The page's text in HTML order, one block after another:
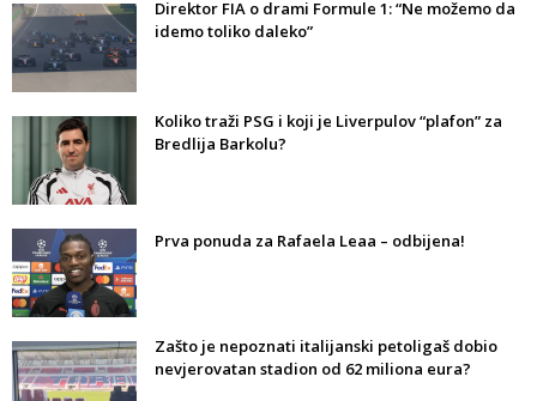
Direktor FIA o drami Formule 1: “Ne možemo da
idemo toliko daleko”
Koliko traži PSG i koji je Liverpulov “plafon” za
Bredlija Barkolu?
Prva ponuda za Rafaela Leaa – odbijena!
Zašto je nepoznati italijanski petoligaš dobio
nevjerovatan stadion od 62 miliona eura?